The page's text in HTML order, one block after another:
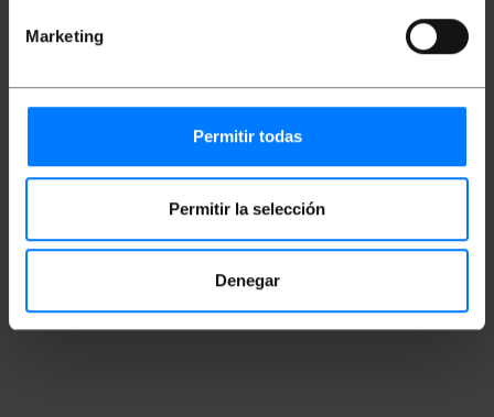
Marketing
Permitir todas
Permitir la selección
Denegar
Productafmetingen (breedte x diepte x
hoogte): 14.0 x 1.0 x 1.0 cm
Pakket maatregelen: 20.0 x 7.0 x 1.0 cm